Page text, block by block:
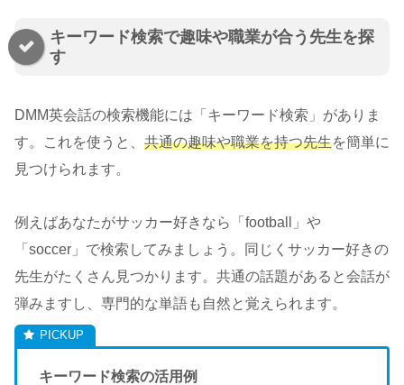
キーワード検索で趣味や職業が合う先生を探
す
DMM英会話の検索機能には「キーワード検索」がありま
す。これを使うと、 共通の趣味や職業を持つ先生を簡単に
見つけられます。
例えばあなたがサッカー好きなら「football」や
「soccer」で検索してみましょう。同じくサッカー好きの
先生がたくさん見つかります。共通の話題があると会話が
弾みますし、専門的な単語も自然と覚えられます。
キーワード検索の活用例